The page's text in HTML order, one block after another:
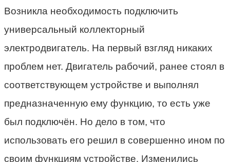
Возникла необходимость подключить
универсальный коллекторный
электродвигатель. На первый взгляд никаких
проблем нет. Двигатель рабочий, ранее стоял в
соответствующем устройстве и выполнял
предназначенную ему функцию, то есть уже
был подключён. Но дело в том, что
использовать его решил в совершенно ином по
своим функциям устройстве. Изменились